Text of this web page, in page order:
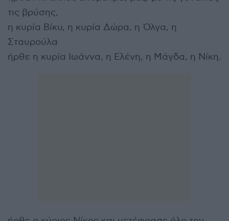
τις βρύσης,
η κυρία Βίκυ, η κυρία Δώρα, η Όλγα, η
Σταυρούλα
ήρθε η κυρία Ιωάννα, η Ελένη, η Μάγδα, η Νίκη.